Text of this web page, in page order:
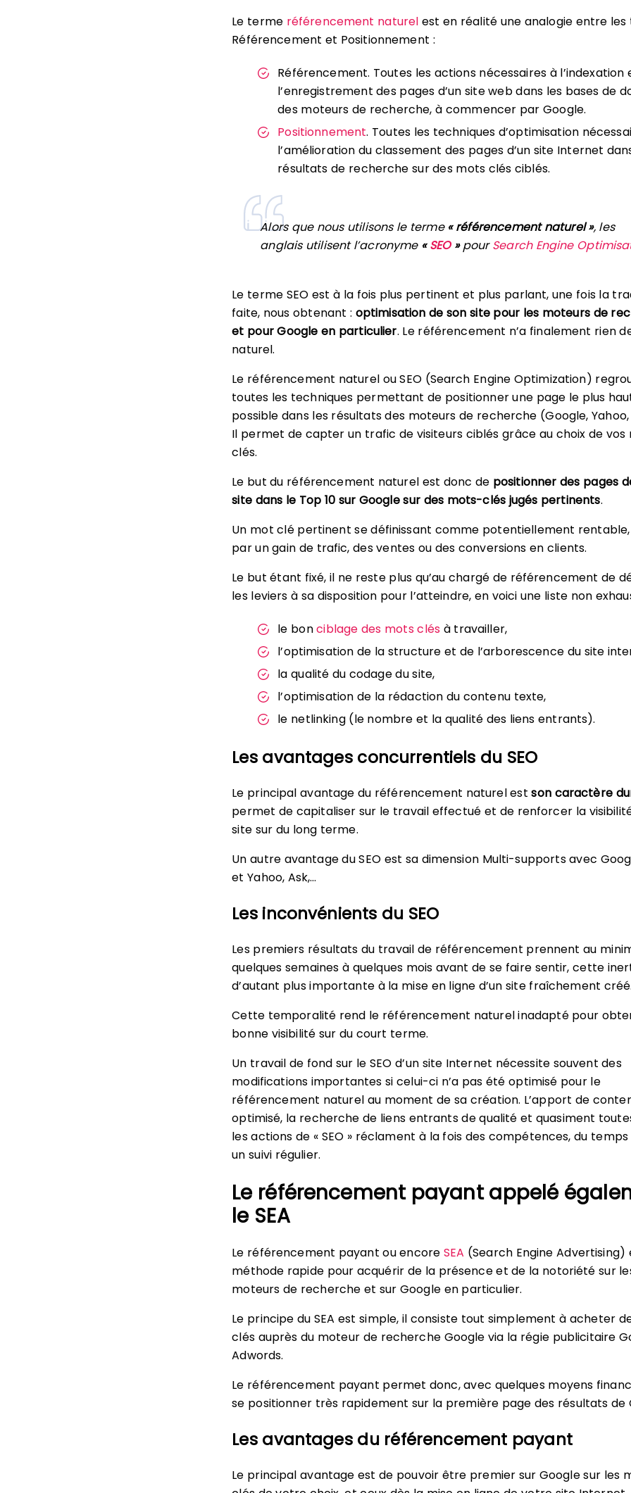
Le terme référencement naturel est en réalité une analogie entre
Référencement et Positionnement :
Référencement. Toutes les actions nécessaires à l’indexation
l’enregistrement des pages d’un site web dans les bases de
des moteurs de recherche, à commencer par Google.
Positionnement. Toutes les techniques d’optimisation
l’amélioration du classement des pages d’un site Internet
résultats de recherche sur des mots clés ciblés.
Alors que nous utilisons le terme « référencement naturel », les
anglais utilisent l’acronyme «SEO»pourSearch Engine
Le terme SEO est à la fois plus pertinent et plus parlant, une fois la
faite, nous obtenant : optimisation de son site pour les moteurs de
et pour Google en particulier. Le référencement n’a finalement rien
naturel.
Le référencement naturel ou SEO (Search Engine Optimization)
toutes les techniques permettant de positionner une page le plus
possible dans les résultats des moteurs de recherche (Google, Yahoo,
Il permet de capter un trafic de visiteurs ciblés grâce au choix de vos
clés.
Le but du référencement naturel est donc de positionner des pages
site dans le Top 10 sur Google sur des mots-clés jugés pertinents.
Un mot clé pertinent se définissant comme potentiellement
par un gain de trafic, des ventes ou des conversions en clients.
Le but étant fixé, il ne reste plus qu’au chargé de référencement de
les leviers à sa disposition pour l’atteindre, en voici une liste non
le bonciblage des mots clésà travailler,
l’optimisation de la structure et de l’arborescence du site
la qualité du codage du site,
l’optimisation de la rédaction du contenu texte,
le netlinking (le nombre et la qualité des liens entrants).
Les avantages concurrentiels du SEO
Le principal avantage du référencement naturel estson caractère
permet de capitaliser sur le travail effectué et de renforcer la visibilité
site sur du long terme.
Un autre avantage du SEO est sa dimension Multi-supports avec
et Yahoo, Ask,…
Les inconvénients du SEO
Les premiers résultats du travail de référencement prennent au
quelques semaines à quelques mois avant de se faire sentir, cette
d’autant plus importante à la mise en ligne d’un site fraîchement créé.
Cette temporalité rend le référencement naturel inadapté pour
bonne visibilité sur du court terme.
Un travail de fond sur le SEO d’un site Internet nécessite souvent des
modifications importantes si celui-ci n’a pas été optimisé pour le
référencement naturel au moment de sa création. L’apport de
optimisé, la recherche de liens entrants de qualité et quasiment
les actions de « SEO » réclament à la fois des compétences, du
un suivi régulier.
Le référencement payant appelé
le SEA
Le référencement payant ou encore SEA (Search Engine Advertising)
méthode rapide pour acquérir de la présence et de la notoriété sur
moteurs de recherche et sur Google en particulier.
Le principe du SEA est simple, il consiste tout simplement à acheter
clés auprès du moteur de recherche Google via la régie publicitaire
Adwords.
Le référencement payant permet donc, avec quelques moyens
se positionner très rapidement sur la première page des résultats de
Les avantages du référencement payant
Le principal avantage est de pouvoir être premier sur Google sur les